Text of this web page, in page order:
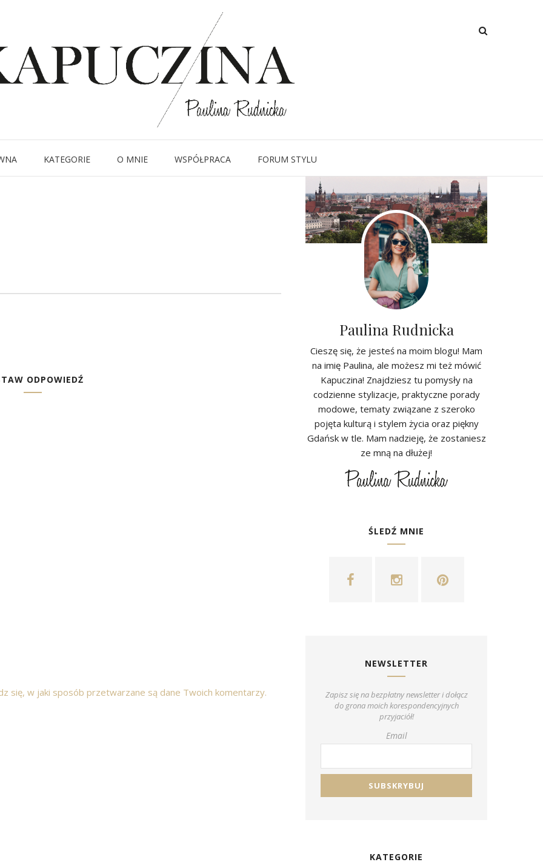
KATEGORIE O MNIE WSPÓŁPRACA FORUM STYLU
IMG_8177
Written byKapuczina in
ODPOWIEDŹ
się, w jaki sposób przetwarzane są dane Twoich komentarzy.
Paulina Rudnicka
Cieszę się, że jesteś na moim blogu! Mam
na imię Paulina, ale możesz mi też mówić
Kapuczina! Znajdziesz tu pomysły na
codzienne stylizacje, praktyczne porady
modowe, tematy związane z szeroko
pojęta kulturą i stylem życia oraz piękny
Gdańsk w tle. Mam nadzieję, że zostaniesz
ze mną na dłużej!
ŚLEDŹ MNIE
NEWSLETTER
Zapisz się na bezpłatny newsletter i dołącz
do grona moich korespondencyjnych
przyjaciół!
Email
KATEGORIE